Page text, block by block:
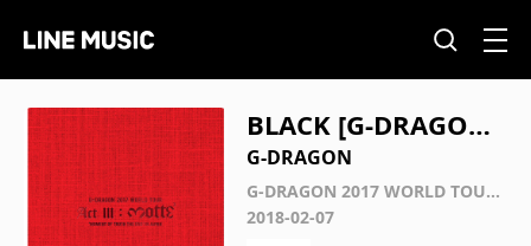
BLACK [G-DRAGON
2017 WORLD TOUR
<ACT III, M.O.T.T.E>
IN JAPAN]
G-DRAGON
G-DRAGON 2017 WORLD TOUR
<ACT III, M.O.T.T.E> IN JAPAN
2018-02-07